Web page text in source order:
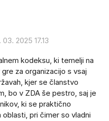
03. 2025 17.13
kodeksu, ki temelji na
za organizacijo s vsaj
kjer se članstvo
bo v ZDA še pestro, saj je
ki se praktično
oblasti, pri čimer so vladni